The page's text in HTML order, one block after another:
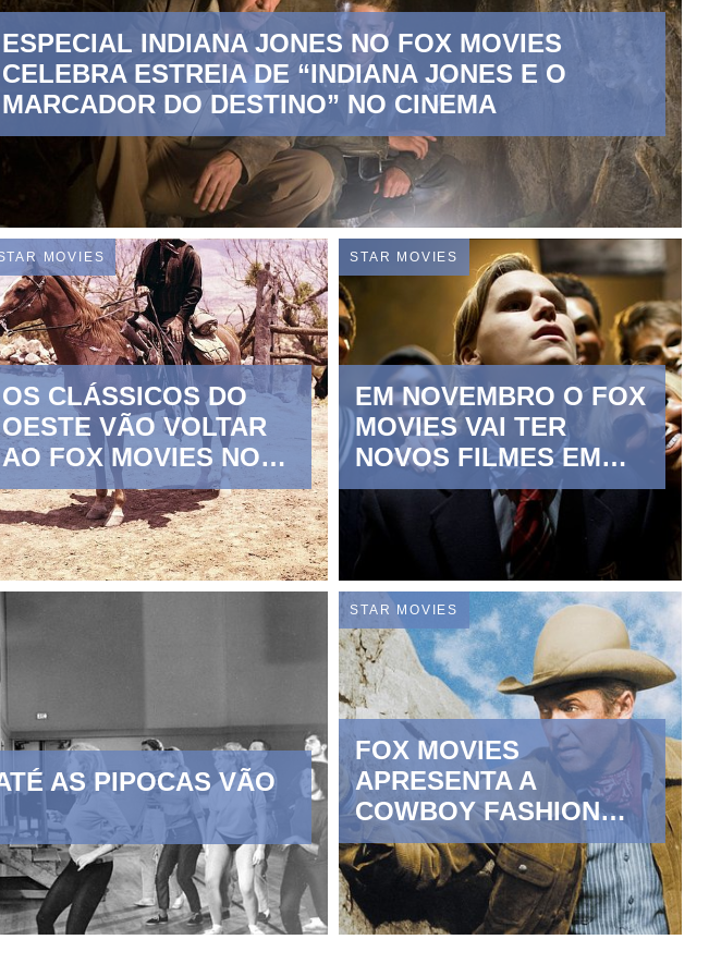
ESPECIAL INDIANA JONES NO FOX MOVIES
CELEBRA ESTREIA DE “INDIANA JONES E O
MARCADOR DO DESTINO” NO CINEMA
MOVIES
OS CLÁSSICOS DO
OESTE VÃO VOLTAR
AO FOX MOVIES NO
MÊS DE MARÇO
STAR MOVIES
EM NOVEMBRO O FOX
MOVIES VAI TER
NOVOS FILMES EM
DESTAQUE
AS PIPOCAS VÃO
STAR MOVIES
FOX MOVIES
APRESENTA A
COWBOY FASHION
WEEK